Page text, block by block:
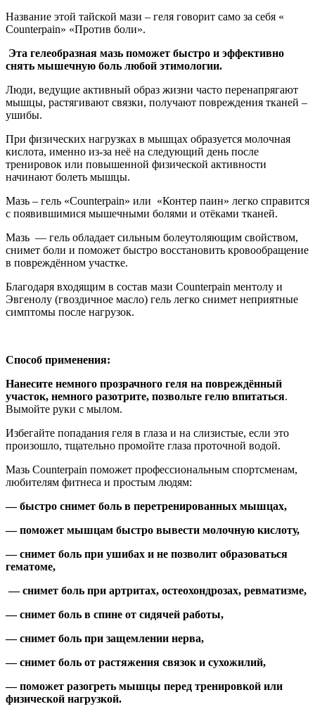
Название этой тайской мази – геля говорит само за себя «
Counterpain» «Против боли».
Эта гелеобразная мазь поможет быстро и эффективно
снять мышечную боль любой этимологии.
Люди, ведущие активный образ жизни часто перенапрягают
мышцы, растягивают связки, получают повреждения тканей –
ушибы.
При физических нагрузках в мышцах образуется молочная
кислота, именно из-за неё на следующий день после
тренировок или повышенной физической активности
начинают болеть мышцы.
Мазь – гель «Counterpain» или «Контер паин» легко справится
с появившимися мышечными болями и отёками тканей.
Мазь — гель обладает сильным болеутоляющим свойством,
снимет боли и поможет быстро восстановить кровообращение
в повреждённом участке.
Благодаря входящим в состав мази Counterpain ментолу и
Эвгенолу (гвоздичное масло) гель легко снимет неприятные
симптомы после нагрузок.
Способ применения:
Нанесите немного прозрачного геля на повреждённый
участок, немного разотрите, позвольте гелю впитаться.
Вымойте руки с мылом.
Избегайте попадания геля в глаза и на слизистые, если это
произошло, тщательно промойте глаза проточной водой.
Мазь Counterpain поможет профессиональным спортсменам,
любителям фитнеса и простым людям:
— быстро снимет боль в перетренированных мышцах,
— поможет мышцам быстро вывести молочную кислоту,
— снимет боль при ушибах и не позволит образоваться
гематоме,
— снимет боль при артритах, остеохондрозах, ревматизме,
— снимет боль в спине от сидячей работы,
— снимет боль при защемлении нерва,
— снимет боль от растяжения связок и сухожилий,
— поможет разогреть мышцы перед тренировкой или
физической нагрузкой.